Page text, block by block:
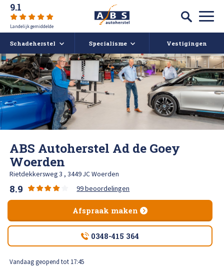
9.1
Landelijk gemiddelde
Schadeherstel Specialisme Vestigingen
Autoschade
Caravan- en camperreparatie
Ruitschade
Alle soorten Schadeherstel
Auto spuiten bij schade
Auto uitdeuken zonder spuiten
Autoruit reparatie
Bumper herstellen
Koplampen polijsten en afstellen
Krassen verwijderen
High Tech Schadeherstel
Lakschade herstellen
Over ABS
ABS Actueel
Vacatures
Deukendag
Bel ons op: 0900 - 6611111
ABS Autoherstel Ad de Goey
Woerden
Rietdekkersweg 3 , 3449 JC Woerden
8.9 99 beoordelingen
Afspraak maken
0348-415 364
Vandaag geopend tot 17:45